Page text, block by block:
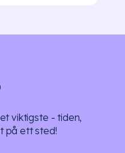
viktigste - tiden,
på ett sted!